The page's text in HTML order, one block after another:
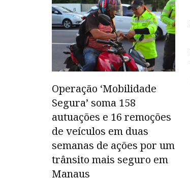
Operação ‘Mobilidade
Segura’ soma 158
autuações e 16 remoções
de veículos em duas
semanas de ações por um
trânsito mais seguro em
Manaus